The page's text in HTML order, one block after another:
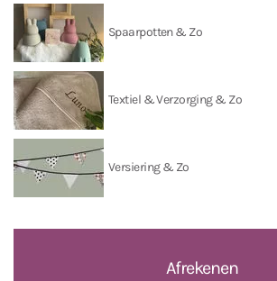
Spaarpotten & Zo
Textiel & Verzorging & Zo
Versiering & Zo
Afrekenen